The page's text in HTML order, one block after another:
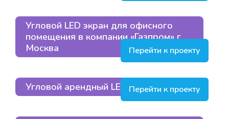
Угловой LED экран для офисного
помещения в компании «Газпром» г.
Москва
Перейти к проекту
Угловой арендный LED экранПерейти к проекту